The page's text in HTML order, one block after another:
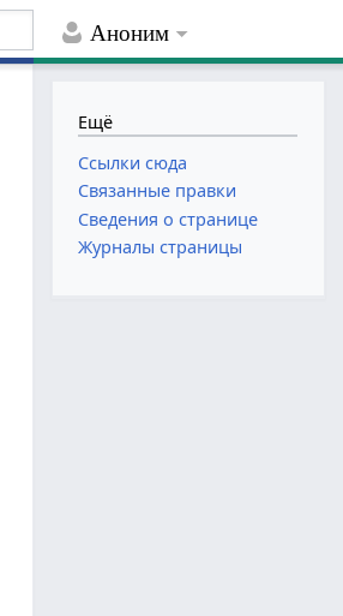
Аноним
Ещё
Ссылки сюда
Связанные правки
Сведения о странице
Журналы страницы